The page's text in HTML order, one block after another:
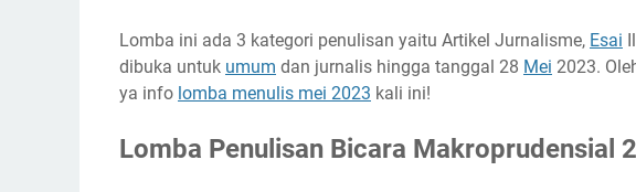
Ketentuan Khusus Lomba Esai Ilmiah
Ketentuan Khusus Lomba Artikel Jurnalisme
Biaya Pendaftaran
Lomba ini ada 3 kategori penulisan yaitu Artikel Jurnalisme, Esai
dibuka untuk umum dan jurnalis hingga tanggal 28 Mei 2023.
ya info lomba menulis mei 2023 kali ini!
Lomba Penulisan Bicara Makroprudensial